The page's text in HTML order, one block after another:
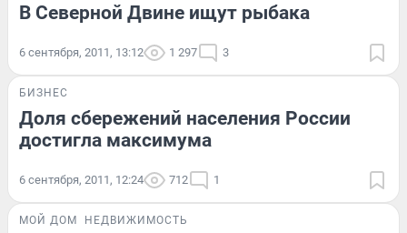
В Северной Двине ищут рыбака
6 сентября, 2011, 13:12 1 297 3
БИЗНЕС
Доля сбережений населения России
достигла максимума
6 сентября, 2011, 12:24 712 1
МОЙ ДОМ НЕДВИЖИМОСТЬ